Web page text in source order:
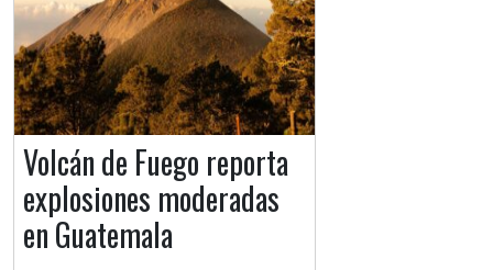
Volcán de Fuego reporta
explosiones moderadas
en Guatemala